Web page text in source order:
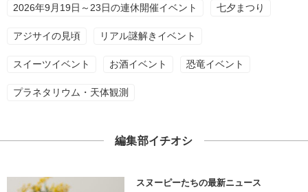
2026年9月19日～23日の連休開催イベント 七夕まつり
アジサイの見頃 リアル謎解きイベント
スイーツイベント お酒イベント 恐竜イベント
プラネタリウム・天体観測
編集部イチオシ
スヌーピーたちの最新ニュース